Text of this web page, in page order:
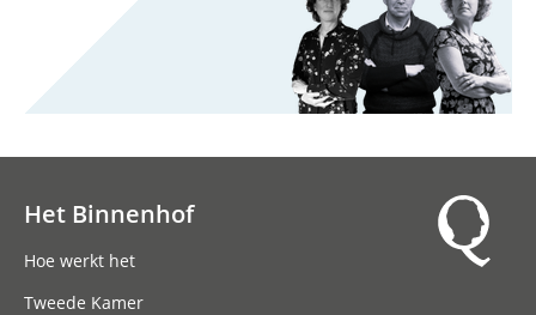
Het Binnenhof
Hoe werkt het
Tweede Kamer